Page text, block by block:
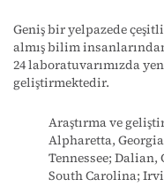
Geniş bir yelpazede
almış bilim
24 laboratuvarımızda
geliştirmektedir.
Araştırma ve
Alpharetta,
Tennessee;
South Carolina;